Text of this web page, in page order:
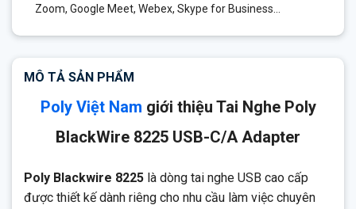
Zoom, Google Meet, Webex, Skype for Business…
MÔ TẢ SẢN PHẨM
Poly Việt Nam giới thiệu Tai Nghe Poly
BlackWire 8225 USB-C/A Adapter
Poly Blackwire 8225 là dòng tai nghe USB cao cấp
được thiết kế dành riêng cho nhu cầu làm việc chuyên